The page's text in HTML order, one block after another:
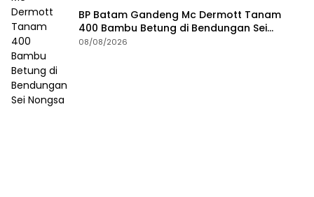
BP Batam Gandeng Mc Dermott Tanam
400 Bambu Betung di Bendungan Sei
Nongsa
08/08/2026